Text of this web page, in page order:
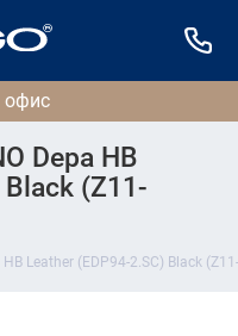
Depa HB
Black (Z11-
Leather (EDP94-2.SC) Black